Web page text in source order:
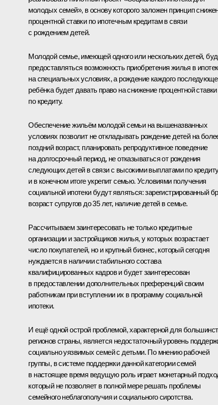
молодых семей», в основу которого заложен принцип
процентной ставки по ипотечным кредитам в связи
с рождением детей.
Молодой семье, имеющей одного или нескольких детей,
предоставляться возможность приобретения жилья в
на специальных условиях, а рождение каждого
ребёнка будет давать право на снижение процентной ставки
по кредиту.
Обеспечение жильём молодой семьи на вышеназванных
условиях позволит не откладывать рождение детей на
поздний возраст, планировать репродуктивное поведение
на долгосрочный период, не отказываться от рождения
следующих детей в связи с высокими выплатами по
и в конечном итоге укрепит семью. Условиями получения
социальной ипотеки будут являться: зарегистрированный
возраст супругов до 35 лет, наличие детей в семье.
Рассчитываем заинтересовать не только кредитные
организации и застройщиков жилья, у которых возрастает
число покупателей, но и крупный бизнес, который сегодня
нуждается в наличии стабильного состава
квалифицированных кадров и будет заинтересован
в предоставлении дополнительных преференций своим
работникам при вступлении их в программу социальной
ипотеки.
И ещё одной острой проблемой, характерной для
регионов страны, является недостаточный уровень
социально уязвимых семей с детьми. По мнению рабочей
группы, в системе поддержки данной категории семей
в настоящее время ведущую роль играет монетарный
который не позволяет в полной мере решать проблемы
семейного неблагополучия и социального сиротства.